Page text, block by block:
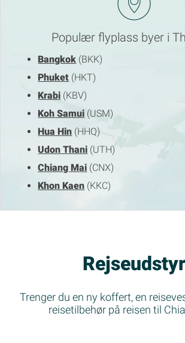
Populær flyplass byer i
Bangkok (BKK)
Phuket (HKT)
Krabi (KBV)
Koh Samui (USM)
Hua Hin (HHQ)
Udon Thani (UTH)
Chiang Mai (CNX)
Khon Kaen (KKC)
Rejseudstyr
Trenger du en ny koffert, en
reisetilbehør på reisen til